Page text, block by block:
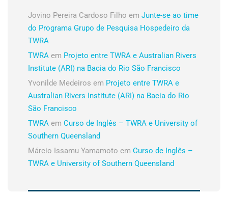
Jovino Pereira Cardoso Filho em Junte-se ao time
do Programa Grupo de Pesquisa Hospedeiro da
TWRA
TWRA em Projeto entre TWRA e Australian Rivers
Institute (ARI) na Bacia do Rio São Francisco
Yvonilde Medeiros em Projeto entre TWRA e
Australian Rivers Institute (ARI) na Bacia do Rio
São Francisco
TWRA em Curso de Inglês – TWRA e University of
Southern Queensland
Márcio Issamu Yamamoto em Curso de Inglês –
TWRA e University of Southern Queensland